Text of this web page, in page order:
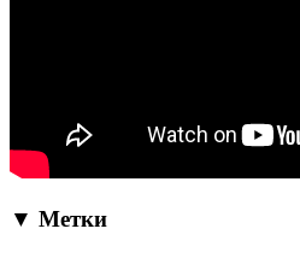
▼ Метки